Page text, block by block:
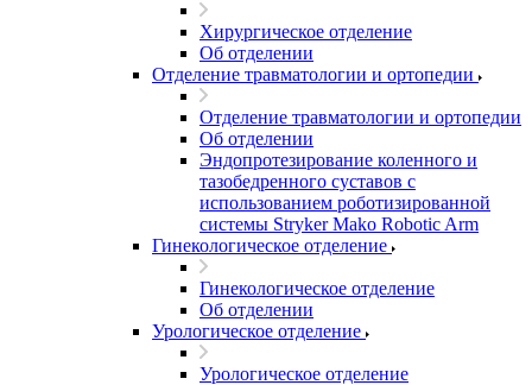
Хирургическое отделение
Об отделении
Отделение травматологии и ортопедии
Отделение травматологии и ортопедии
Об отделении
Эндопротезирование коленного и
тазобедренного суставов с
использованием роботизированной
системы Stryker Mako Robotic Arm
Гинекологическое отделение
Гинекологическое отделение
Об отделении
Урологическое отделение
Урологическое отделение